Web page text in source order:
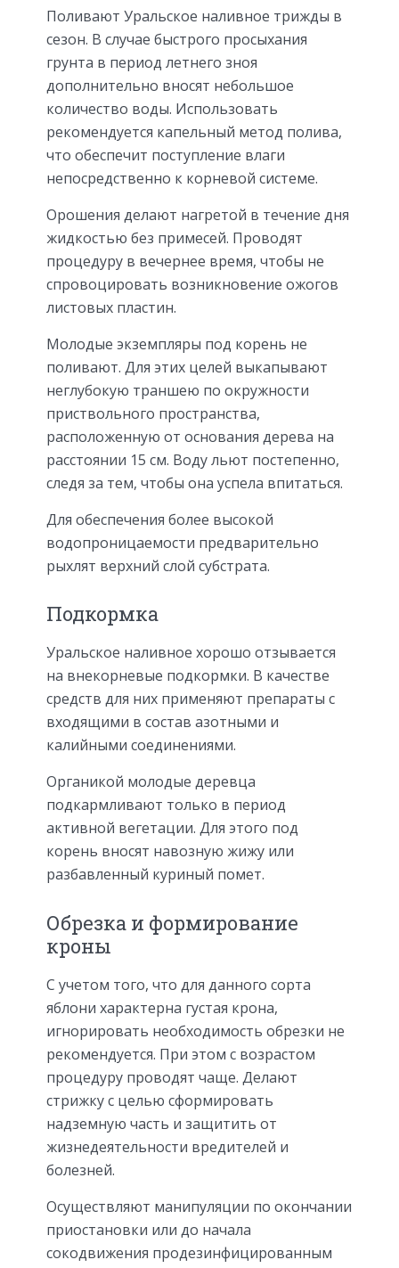
Поливают Уральское наливное трижды в
сезон. В случае быстрого просыхания
грунта в период летнего зноя
дополнительно вносят небольшое
количество воды. Использовать
рекомендуется капельный метод полива,
что обеспечит поступление влаги
непосредственно к корневой системе.
Орошения делают нагретой в течение дня
жидкостью без примесей. Проводят
процедуру в вечернее время, чтобы не
спровоцировать возникновение ожогов
листовых пластин.
Молодые экземпляры под корень не
поливают. Для этих целей выкапывают
неглубокую траншею по окружности
приствольного пространства,
расположенную от основания дерева на
расстоянии 15 см. Воду льют постепенно,
следя за тем, чтобы она успела впитаться.
Для обеспечения более высокой
водопроницаемости предварительно
рыхлят верхний слой субстрата.
Подкормка
Уральское наливное хорошо отзывается
на внекорневые подкормки. В качестве
средств для них применяют препараты с
входящими в состав азотными и
калийными соединениями.
Органикой молодые деревца
подкармливают только в период
активной вегетации. Для этого под
корень вносят навозную жижу или
разбавленный куриный помет.
Обрезка и формирование
кроны
С учетом того, что для данного сорта
яблони характерна густая крона,
игнорировать необходимость обрезки не
рекомендуется. При этом с возрастом
процедуру проводят чаще. Делают
стрижку с целью сформировать
надземную часть и защитить от
жизнедеятельности вредителей и
болезней.
Осуществляют манипуляции по окончании
приостановки или до начала
сокодвижения продезинфицированным